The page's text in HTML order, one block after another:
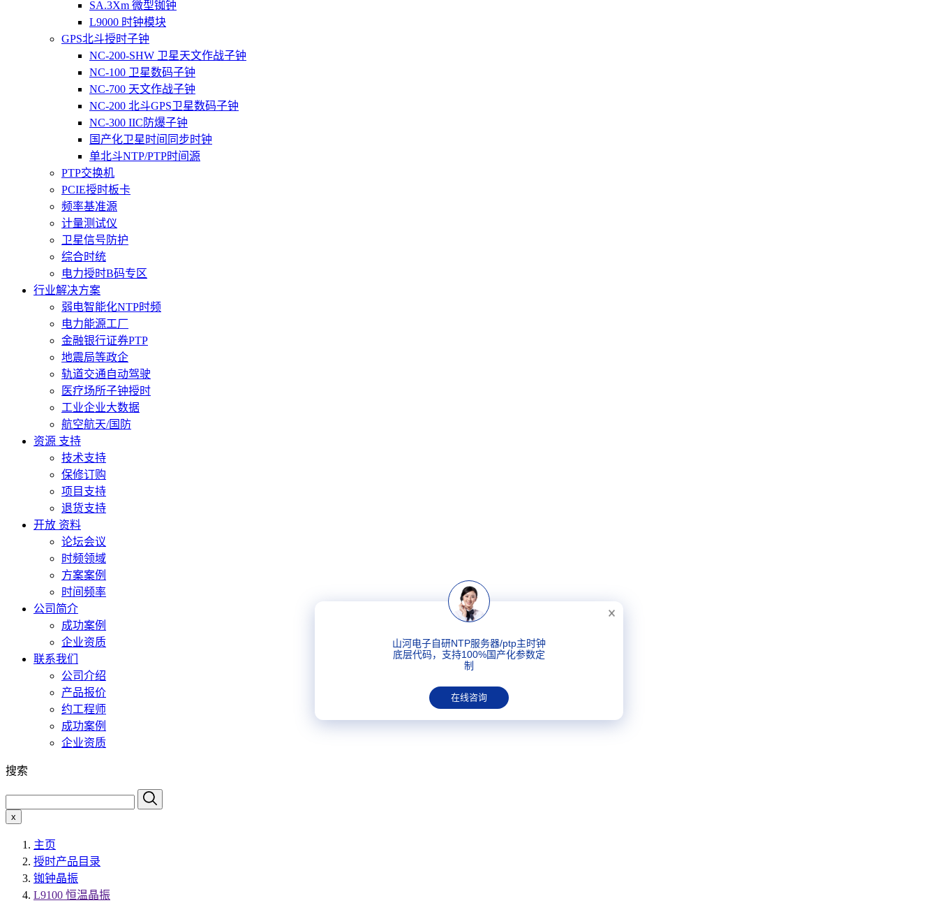
SA.3Xm 微型铷钟
L9000 时钟模块
GPS北斗授时子钟
NC-200-SHW 卫星天文作战子钟
NC-100 卫星数码子钟
NC-700 天文作战子钟
NC-200 北斗GPS卫星数码子钟
NC-300 IIC防爆子钟
国产化卫星时间同步时钟
单北斗NTP/PTP时间源
PTP交换机
PCIE授时板卡
频率基准源
计量测试仪
卫星信号防护
综合时统
电力授时B码专区
行业解决方案
弱电智能化NTP时频
电力能源工厂
金融银行证券PTP
地震局等政企
轨道交通自动驾驶
医疗场所子钟授时
工业企业大数据
航空航天/国防
资源 支持
技术支持
保修订购
项目支持
退货支持
开放 资料
论坛会议
时频领域
方案案例
时间频率
公司简介
成功案例
企业资质
联系我们
公司介绍
产品报价
约工程师
成功案例
企业资质
搜索
x
主页
授时产品目录
铷钟晶振
L9100 恒温晶振
山河电子自研NTP服务器/ptp主时钟
底层代码，支持100%国产化参数定
制
在线咨询